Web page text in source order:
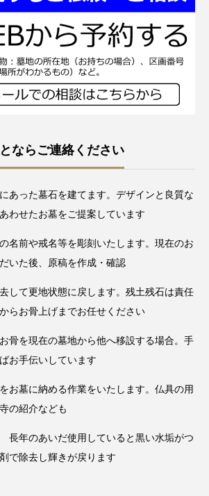
ならご連絡ください
あった墓石を建てます。デザインと良質な
わせたお墓をご提案しています
名前や戒名等を彫刻いたします。現在のお
いた後、原稿を作成・確認
して更地状態に戻します。残土残石は責任
らお骨上げまでお任せください
を現在の墓地から他へ移設する場合。手
お手伝いしています
お墓に納める作業をいたします。仏具の用
の紹介なども
長年のあいだ使用していると黒い水垢がつ
で除去し輝きが戻ります